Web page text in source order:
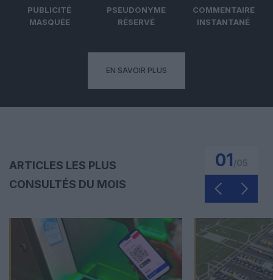
PUBLICITÉ
MASQUÉE
PSEUDONYME
RÉSERVÉ
COMMENTAIRE
INSTANTANÉ
EN SAVOIR PLUS
ARTICLES LES PLUS
CONSULTÉS DU MOIS
01